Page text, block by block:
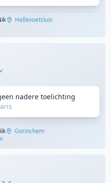
Hellevoetsluis
nadere toelichting
Gorinchem